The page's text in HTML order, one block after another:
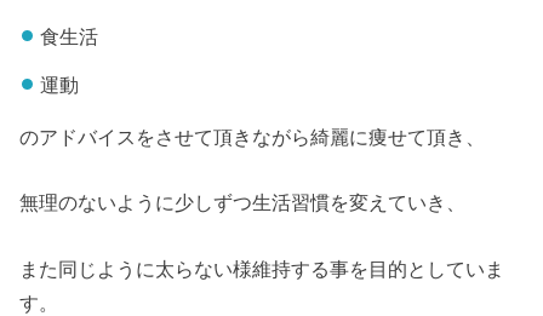
食生活
運動
のアドバイスをさせて頂きながら綺麗に痩せて頂き、
無理のないように少しずつ生活習慣を変えていき、
また同じように太らない様維持する事を目的としていま
す。